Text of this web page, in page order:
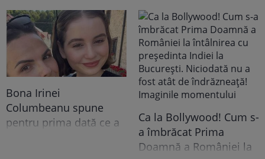
Bona Irinei
Columbeanu spune
pentru prima dată ce a
Ca la Bollywood! Cum s-
a îmbrăcat Prima
Doamnă a României la